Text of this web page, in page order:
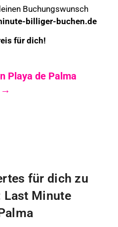
Buchungswunsch
billiger-buchen.de
für dich!
Playa de Palma
→
für dich zu
Last Minute